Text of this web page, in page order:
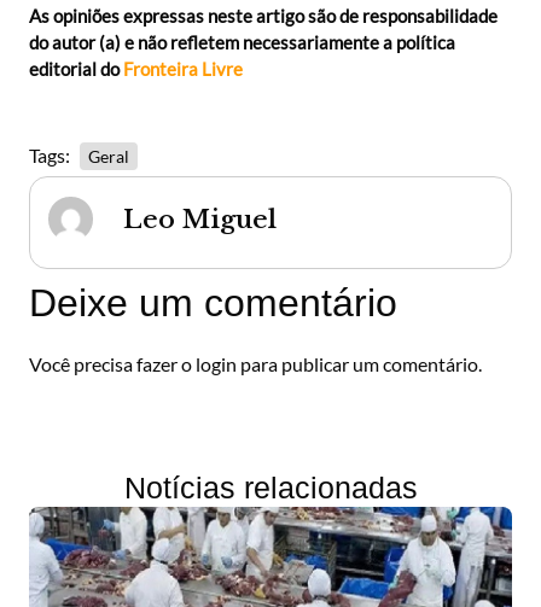
As opiniões expressas neste artigo são de responsabilidade
do autor (a) e não refletem necessariamente a política
editorial doFronteira Livre
Tags: Geral
Leo Miguel
Deixe um comentário
Você precisa fazer o login para publicar um comentário.
Notícias relacionadas